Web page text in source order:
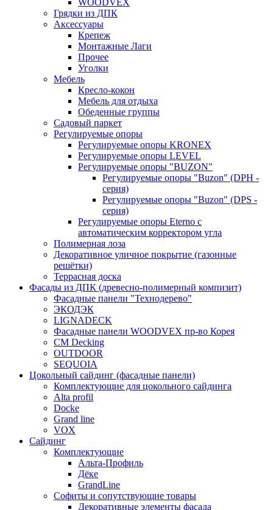
Грядки из ДПК
Аксессуары
Крепеж
Монтажные Лаги
Прочее
Уголки
Мебель
Кресло-кокон
Мебель для отдыха
Обеденные группы
Садовый паркет
Регулируемые опоры
Регулируемые опоры KRONEX
Регулируемые опоры LEVEL
Регулируемые опоры "BUZON"
Регулируемые опоры "Buzon" (DPH -
серия)
Регулируемые опоры "Buzon" (DPS -
серия)
Регулируемые опоры Eterno с
автоматическим корректором угла
Полимерная лоза
Декоративное уличное покрытие (газонные
решётки)
Террасная доска
Фасады из ДПК (древесно-полимерный компизит)
Фасадные панели "Технодерево"
ЭКОДЭК
LIGNADECK
Фасадные панели WOODVEX пр-во Корея
CM Decking
OUTDOOR
SEQUOIA
Цокольный сайдинг (фасадные панели)
Комплектующие для цокольного сайдинга
Alta profil
Docke
Grand line
VOX
Сайдинг
Комплектующие
Альта-Профиль
Дёке
GrandLine
Софиты и сопутствующие товары
Декоративные элементы фасада